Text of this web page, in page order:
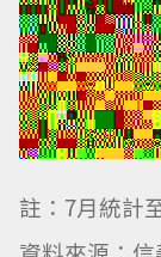
註：7月統